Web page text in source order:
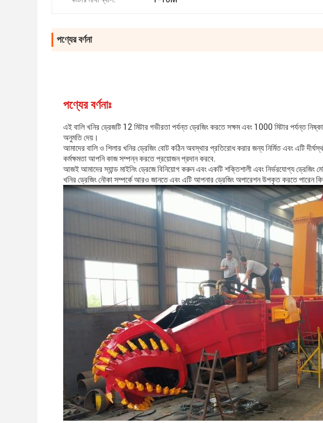
পণ্যের বর্ণনা
পণ্যের বর্ণনাঃ
এই বালি খনির ড্রেজটি 12 মিটার গভীরতা পর্যন্ত ড্রেজিং করতে সক্ষম এবং 1000 মিটার পর্যন্ত
অনুমতি দেয়।
আমাদের বালি ও শিলার খনির ড্রেজিং বোট কঠিন অবস্থার প্রতিরোধ করার জন্য নির্মিত এবং এটি
কর্মক্ষমতা আপনি কাজ সম্পন্ন করতে প্রয়োজন প্রদান করবে.
আজই আমাদের স্যান্ড মাইনিং ড্রেজে বিনিয়োগ করুন এবং একটি শক্তিশালী এবং নির্ভরযোগ্য
খনির ড্রেজিং নৌকা সম্পর্কে আরও জানতে এবং এটি আপনার ড্রেজিং অপারেশন উপকৃত করতে পারেন